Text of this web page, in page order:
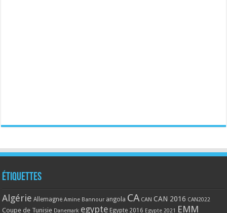
Étiquettes
Algérie Allemagne Amine Bannour angola CA CAN CAN 2016 CAN2022
Coupe de Tunisie Danemark egypte Egypte 2016 Egypte 2021 EMM